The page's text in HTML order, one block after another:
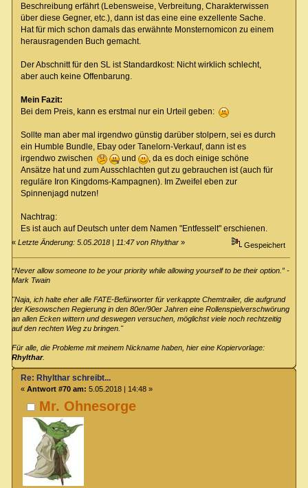
Beschreibung erfährt (Lebensweise, Verbreitung, Charakterwissen
über diese Gegner, etc.), dann ist das eine eine exzellente Sache.
Hat für mich schon damals das erwähnte Monsternomicon zu einem
herausragenden Buch gemacht.
Der Abschnitt für den SL ist Standardkost: Nicht wirklich schlecht,
aber auch keine Offenbarung.
Mein Fazit:
Bei dem Preis, kann es erstmal nur ein Urteil geben:
Sollte man aber mal irgendwo günstig darüber stolpern, sei es durch
ein Humble Bundle, Ebay oder Tanelorn-Verkauf, dann ist es
irgendwo zwischen
und
, da es doch einige schöne
Ansätze hat und zum Ausschlachten gut zu gebrauchen ist (auch für
reguläre Iron Kingdoms-Kampagnen). Im Zweifel eben zur
Spinnenjagd nutzen!
Nachtrag:
Es ist auch auf Deutsch unter dem Namen "Entfesselt" erschienen.
«Letzte Änderung: 5.05.2018 | 11:47 von Rhylthar » Gespeichert
“Never allow someone to be your priority while allowing yourself to be their option.” -
Mark Twain
"Naja, ich halte eher alle FATE-Befürworter für verkappte Chemtrailer, die aufgrund
der Kiesowschen Regierung in den 80er/90er Jahren eine Rollenspielverschwörung
an allen Ecken wittern und deswegen versuchen, möglichst viele noch rechtzeitig
auf den rechten Weg zu bringen."
Für alle, die Probleme mit meinem Nickname haben, hier eine Kopiervorlage:
Rhylthar.
Mr. Ohnesorge
Re: Rhylthar schreibt...
« Antwort #70 am: 5.05.2018 | 14:48 »